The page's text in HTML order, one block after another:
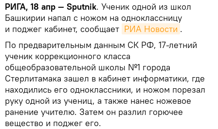
РИГА, 18 апр — Sputnik. Ученик одной из школ
Башкирии напал с ножом на одноклассницу
и поджег кабинет, сообщает РИА Новости .
По предварительным данным СК РФ, 17-летний
ученик коррекционного класса
общеобразовательной школы №1 города
Стерлитамака зашел в кабинет информатики, где
находились его одноклассники, и ножом порезал
руку одной из учениц, а также нанес ножевое
ранение учителю. Затем он разлил горючее
вещество и поджег его.